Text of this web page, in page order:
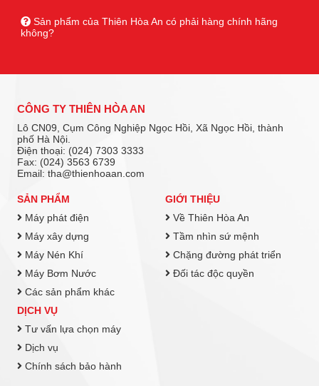
Sản phẩm của Thiên Hòa An có phải hàng chính hãng
không?
CÔNG TY THIÊN HÒA AN
Lô CN09, Cụm Công Nghiệp Ngọc Hồi, Xã Ngọc Hồi, thành
phố Hà Nội.
Điện thoại: (024) 7303 3333
Fax: (024) 3563 6739
Email: tha@thienhoaan.com
SẢN PHẨM
Máy phát điện
Máy xây dựng
Máy Nén Khí
Máy Bơm Nước
Các sản phẩm khác
GIỚI THIỆU
Về Thiên Hòa An
Tầm nhìn sứ mệnh
Chặng đường phát triển
Đối tác độc quyền
DỊCH VỤ
Tư vấn lựa chọn máy
Dịch vụ
Chính sách bảo hành